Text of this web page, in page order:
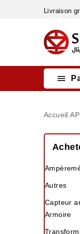
Livraison

Accueil
Autres
Capteur
Armoire